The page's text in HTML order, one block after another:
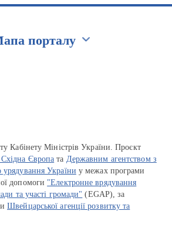
порталу
Кабінету Міністрів України. Проєкт
Європа та Державним агентством з
урядування України у межах програми
допомоги "Електронне врядування
та участі громади" (EGAP), за
Швейцарської агенції розвитку та